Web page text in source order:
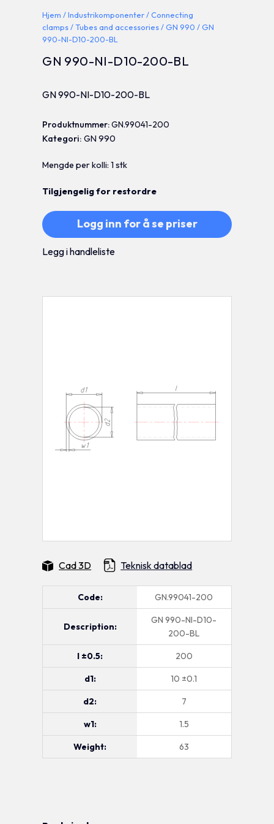
Hjem /Industrikomponenter/Connecting
clamps/Tubes and accessories/GN 990 / GN
990-NI-D10-200-BL
GN 990-NI-D10-200-BL
GN 990-NI-D10-200-BL
Produktnummer:GN.99041-200
Kategori:GN 990
Mengde per kolli: 1 stk
Tilgjengelig for restordre
Logg inn for å se priser
Legg i handleliste
Code: GN.99041-200
Description:
GN 990-NI-D10-
200-BL
l ±0.5: 200
d1: 10 ±0.1
d2: 7
w1: 1.5
Weight: 63
Cad 3D Teknisk datablad